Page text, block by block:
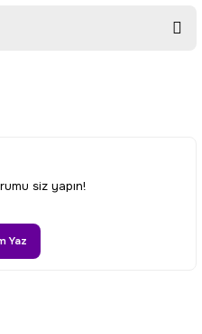
ve diğer
öneri formunu
görüntülenemiyor.
siz yapın!
Yaz